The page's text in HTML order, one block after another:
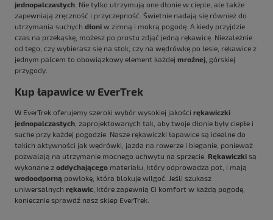
jednopalczastych . Nie tylko utrzymują one dłonie w cieple, ale także
zapewniają zręczność i przyczepność. Świetnie nadają się również do
utrzymania suchych dłoni w zimną i mokrą pogodę. A kiedy przyjdzie
czas na przekąskę, możesz po prostu zdjąć jedną rękawicę. Niezależnie
od tego, czy wybierasz się na stok, czy na wędrówkę po lesie, rękawice z
jednym palcem to obowiązkowy element każdej mroźnej, górskiej
przygody.
Kup łapawice w EverTrek
W EverTrek oferujemy szeroki wybór wysokiej jakości rękawiczki
jednopalczastych , zaprojektowanych tak, aby twoje dłonie były ciepłe i
suche przy każdej pogodzie. Nasze rękawiczki łapawice są idealne do
takich aktywności jak wędrówki, jazda na rowerze i bieganie, ponieważ
pozwalają na utrzymanie mocnego uchwytu na sprzęcie. Rękawiczki są
wykonane z oddychającego materiału, który odprowadza pot, i mają
wodoodporną powłokę, która blokuje wilgoć. Jeśli szukasz
uniwersalnych rękawic , które zapewnią Ci komfort w każdą pogodę,
koniecznie sprawdź nasz sklep EverTrek